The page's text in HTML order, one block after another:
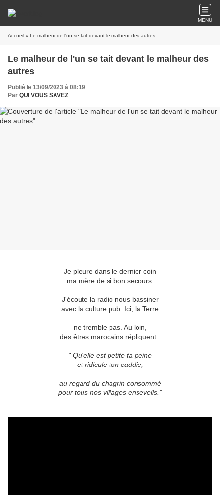
MENU
Accueil » Le malheur de l'un se tait devant le malheur des autres
Le malheur de l'un se tait devant le malheur des
autres
Publié le 13/09/2023 à 08:19
Par QUI VOUS SAVEZ
Je pleure dans le dernier coin
ma mère de si bon secours.
J'écoute la radio nous bassiner
avec la culture pub. Ici, la Terre
ne tremble pas. Au loin,
des êtres marocains répliquent :
" Qu'elle est petite ta peine
et ridicule ton caddie,
au regard du chagrin consommé
pour tous nos villages ensevelis."